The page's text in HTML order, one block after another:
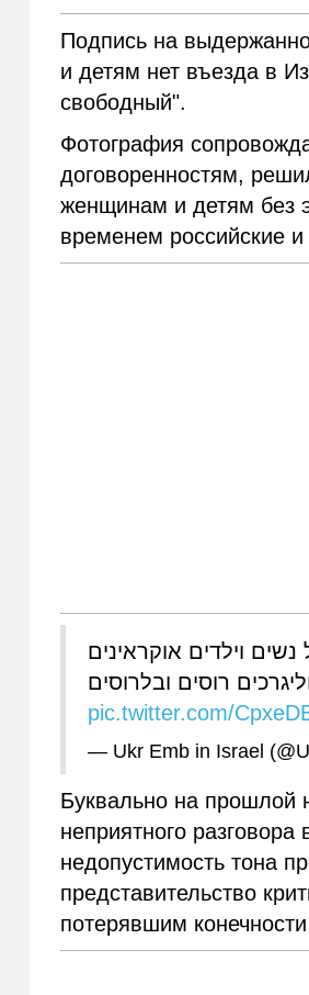
Подпись на
и детям нет въезда в
свободный".
Фотография
договоренностям,
женщинам и детям без
временем российские
וילדים אוקראינים
רוסים ובלרוסים
pic.twitter.com/
— Ukr Emb in Israel
Буквально на прошлой
неприятного
недопустимость тона
представительство
потерявшим